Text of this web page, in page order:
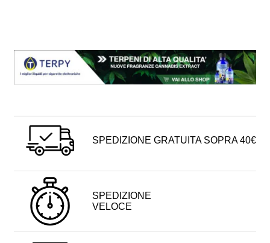
SPEDIZIONE GRATUITA SOPRA 40€
SPEDIZIONE
VELOCE